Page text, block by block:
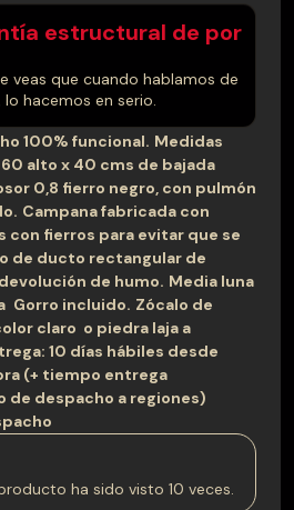
estructural de por
veas que cuando hablamos de
lo hacemos en serio.
100% funcional. Medidas
alto x 40 cms de bajada
0,8 fierro negro, con pulmón
Campana fabricada con
con fierros para evitar que se
de ducto rectangular de
de humo. Media luna
Gorro incluido. Zócalo de
claro o piedra laja a
10 días hábiles desde
(+ tiempo entrega
de despacho a regiones)
ha sido visto 10 veces.